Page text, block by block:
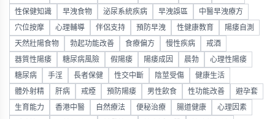
性保健知識 早洩食物 泌尿系統疾病 早洩誤區 中醫早洩療方
穴位按摩 心理輔導 伴侶支持 預防早洩 性健康教育 陽痿自測
天然壯陽食物 勃起功能改善 食療偏方 慢性疾病 戒酒
器質性陽痿 糖尿病風險 假陽痿 陽痿成因 晨勃 心理性陽痿
糖尿病 手淫 長者保健 性交中斷 陰莖受傷 健康生活
體外射精 肝病 戒煙 預防陽痿 男性飲食 性功能改善 避孕套
生育能力 香港中醫 自然療法 便秘治療 腸道健康 心理因素